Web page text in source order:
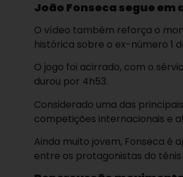
João Fonseca segue
O vídeo também reforça o
histórica sobre o ex-número 1
O jogo foi acirrado, com o
durou por 4h53.
Considerado uma das
competições internacionais e
Ainda muito jovem, Fonseca é
entre os protagonistas do tênis